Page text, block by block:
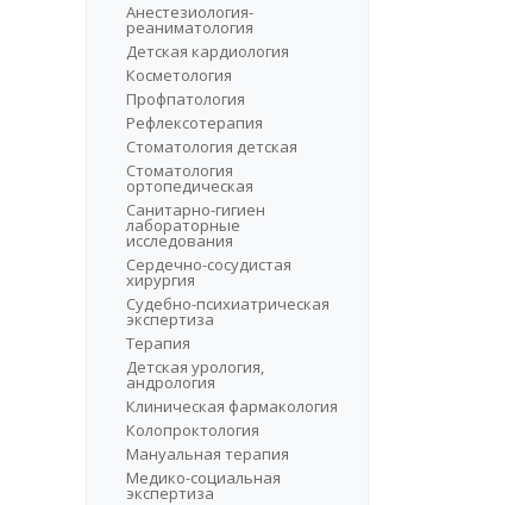
Анестезиология-
реаниматология
Детская кардиология
Косметология
Профпатология
Рефлексотерапия
Стоматология детская
Стоматология
ортопедическая
Санитарно-гигиен
лабораторные
исследования
Сердечно-сосудистая
хирургия
Судебно-психиатрическая
экспертиза
Терапия
Детская урология,
андрология
Клиническая фармакология
Колопроктология
Мануальная терапия
Медико-социальная
экспертиза